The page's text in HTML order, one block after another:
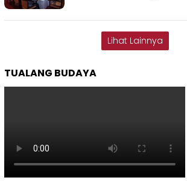
Lihat Lainnya
TUALANG BUDAYA